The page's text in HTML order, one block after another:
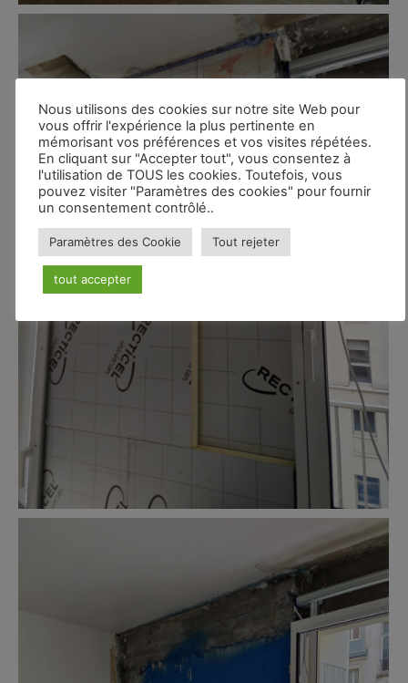
Nous utilisons des cookies sur notre site Web pour
vous offrir l'expérience la plus pertinente en
mémorisant vos préférences et vos visites répétées.
En cliquant sur "Accepter tout", vous consentez à
l'utilisation de TOUS les cookies. Toutefois, vous
pouvez visiter "Paramètres des cookies" pour fournir
un consentement contrôlé..
Paramètres des Cookie Tout rejeter
tout accepter